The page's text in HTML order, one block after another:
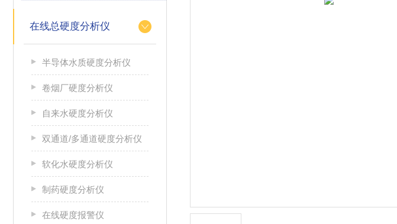
在线总硬度分析仪
半导体水质硬度分析仪
卷烟厂硬度分析仪
自来水硬度分析仪
双通道/多通道硬度分析仪
软化水硬度分析仪
制药硬度分析仪
在线硬度报警仪